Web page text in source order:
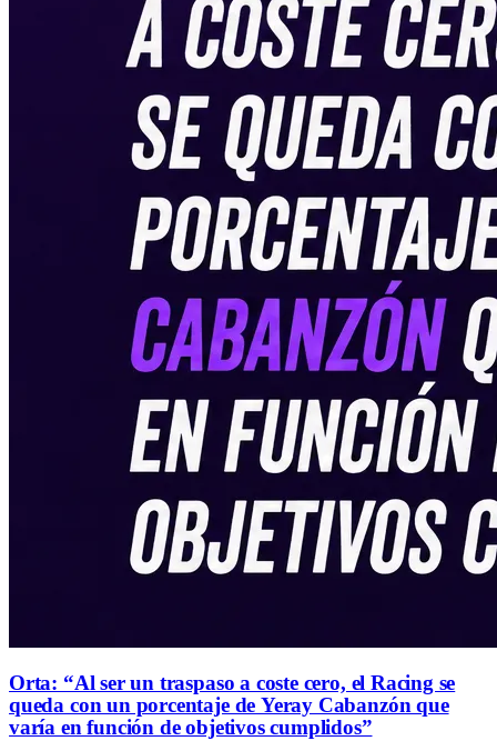
Orta: “Al ser un traspaso a coste cero, el Racing se
queda con un porcentaje de Yeray Cabanzón que
varía en función de objetivos cumplidos”